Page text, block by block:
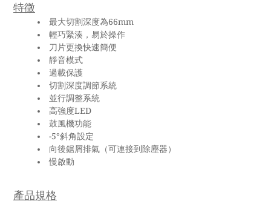
特徵
最大切割深度為66mm
輕巧緊湊，易於操作
刀片更換快速簡便
靜音模式
過載保護
切割深度調節系統
並行調整系統
高強度LED
鼓風機功能
-5°斜角設定
向後鋸屑排氣（可連接到除塵器）
慢啟動
產品規格